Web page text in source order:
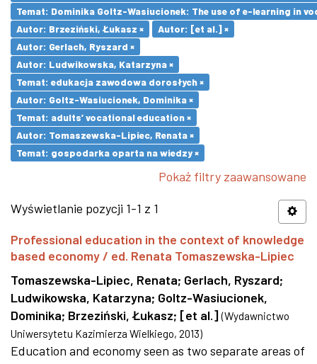
Temat: Dominika Goltz-Wasiucionek: The use of e-learning in
Autor: Brzeziński, Łukasz ×
Autor: [et al.] ×
Autor: Gerlach, Ryszard ×
Autor: Ludwikowska, Katarzyna ×
Temat: edukacja zawodowa dorosłych ×
Autor: Goltz-Wasiucionek, Dominika ×
Temat: adults’ vocational education ×
Autor: Tomaszewska-Lipiec, Renata ×
Temat: gospodarka oparta na wiedzy ×
Pokaż filtry zaawansowane
Wyświetlanie pozycji 1-1 z 1
Professional education in the context of knowledge
based economy / ed. Renata Tomaszewska-Lipiec
Tomaszewska-Lipiec, Renata; Gerlach, Ryszard;
Ludwikowska, Katarzyna; Goltz-Wasiucionek,
Dominika; Brzeziński, Łukasz; [et al.] (Wydawnictwo
Uniwersytetu Kazimierza Wielkiego, 2013)
Education and economy seen as two separate areas of